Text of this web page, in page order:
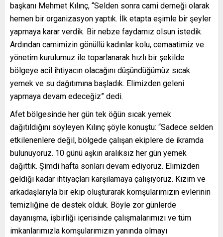
başkanı Mehmet Kılınç, “Selden sonra cami derneği olarak
hemen bir organizasyon yaptık. İlk etapta eşimle bir şeyler
yapmaya karar verdik. Bir nebze faydamız olsun istedik.
Ardından camimizin gönüllü kadınlar kolu, cemaatimiz ve
yönetim kurulumuz ile toparlanarak hızlı bir şekilde
bölgeye acil ihtiyacın olacağını düşündüğümüz sıcak
yemek ve su dağıtımına başladık. Elimizden geleni
yapmaya devam edeceğiz” dedi.
Afet bölgesinde her gün tek öğün sıcak yemek
dağıtıldığını söyleyen Kılınç şöyle konuştu: “Sadece selden
etkilenenlere değil, bölgede çalışan ekiplere de ikramda
bulunuyoruz. 10 günü aşkın aralıksız her gün yemek
dağıttık. Şimdi hafta sonları devam ediyoruz. Elimizden
geldiği kadar ihtiyaçları karşılamaya çalışıyoruz. Kızım ve
arkadaşlarıyla bir ekip oluşturarak komşularımızın evlerinin
temizliğine de destek olduk. Böyle zor günlerde
dayanışma, işbirliği içerisinde çalışmalarımızı ve tüm
imkanlarımızla komşularımızın yanında olmayı